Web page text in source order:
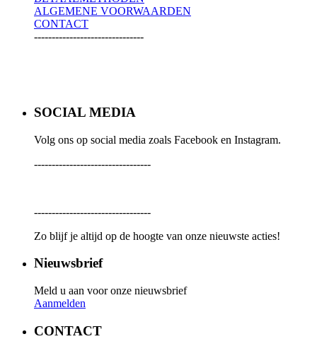
ALGEMENE VOORWAARDEN
CONTACT
-------------------------------
SOCIAL MEDIA
Volg ons op social media zoals Facebook en Instagram.
---------------------------------
---------------------------------
Zo blijf je altijd op de hoogte van onze nieuwste acties!
Nieuwsbrief
Meld u aan voor onze nieuwsbrief
Aanmelden
CONTACT